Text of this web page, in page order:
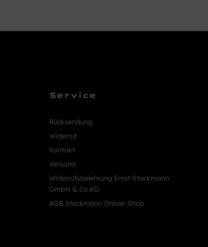
Service
Rücksendung
Widerruf
Kontakt
Versand
Widerrufsbelehrung Ernst Stackmann
GmbH & Co.KG
AGB Stackmann Online-Shop